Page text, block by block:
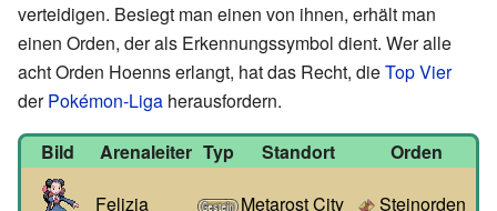
verteidigen. Besiegt man einen von ihnen, erhält man
einen Orden, der als Erkennungssymbol dient. Wer alle
acht Orden Hoenns erlangt, hat das Recht, dieTop Vier
derPokémon-Liga herausfordern.
Bild
Arenaleiter Typ Standort Orden
Felizia Metarost City Steinorden